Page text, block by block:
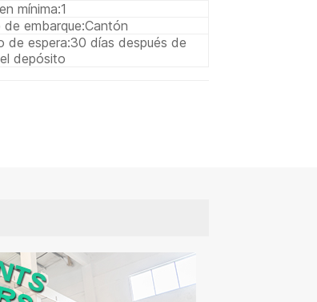
mínima:1
de embarque:Cantón
de espera:30 días después de
depósito